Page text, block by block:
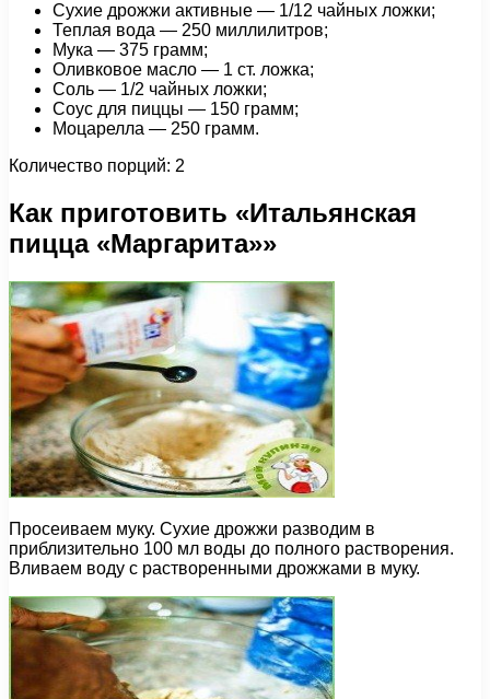
Сухие дрожжи активные — 1/12 чайных ложки;
Теплая вода — 250 миллилитров;
Мука — 375 грамм;
Оливковое масло — 1 ст. ложка;
Соль — 1/2 чайных ложки;
Соус для пиццы — 150 грамм;
Моцарелла — 250 грамм.
Количество порций: 2
Как приготовить «Итальянская
пицца «Маргарита»»
Просеиваем муку. Сухие дрожжи разводим в
приблизительно 100 мл воды до полного растворения.
Вливаем воду с растворенными дрожжами в муку.